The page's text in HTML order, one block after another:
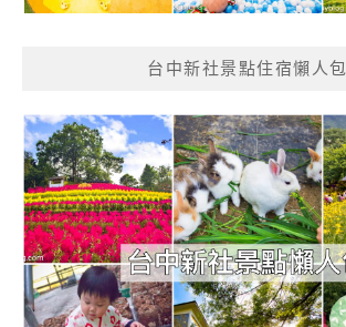
台中新社景點住宿懶人包